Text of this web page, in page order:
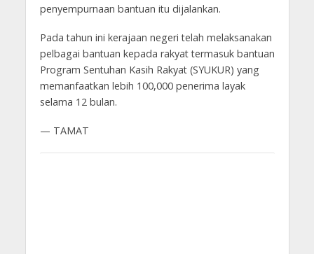
penyempurnaan bantuan itu dijalankan.
Pada tahun ini kerajaan negeri telah melaksanakan
pelbagai bantuan kepada rakyat termasuk bantuan
Program Sentuhan Kasih Rakyat (SYUKUR) yang
memanfaatkan lebih 100,000 penerima layak
selama 12 bulan.
— TAMAT